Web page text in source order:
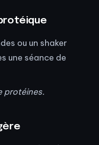
ou un shaker
une séance de
protéines.